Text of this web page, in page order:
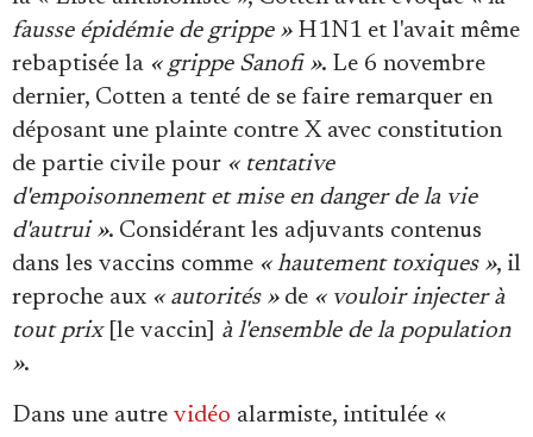
fausse épidémie de grippe »H1N1 et l'avait même
rebaptisée la « grippe Sanofi ». Le 6 novembre
dernier, Cotten a tenté de se faire remarquer en
déposant une plainte contre X avec constitution
de partie civile pour « tentative
d'empoisonnement et mise en danger de la vie
d'autrui ». Considérant les adjuvants contenus
dans les vaccins comme « hautement toxiques », il
reproche aux « autorités »de « vouloir injecter à
tout prix[le vaccin] à l'ensemble de la population
».
Dans une autre vidéo alarmiste, intitulée «